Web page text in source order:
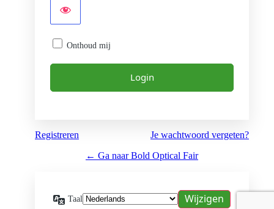
Onthoud mij
Registreren
Je wachtwoord vergeten?
← Ga naar Bold Optical Fair
Taal